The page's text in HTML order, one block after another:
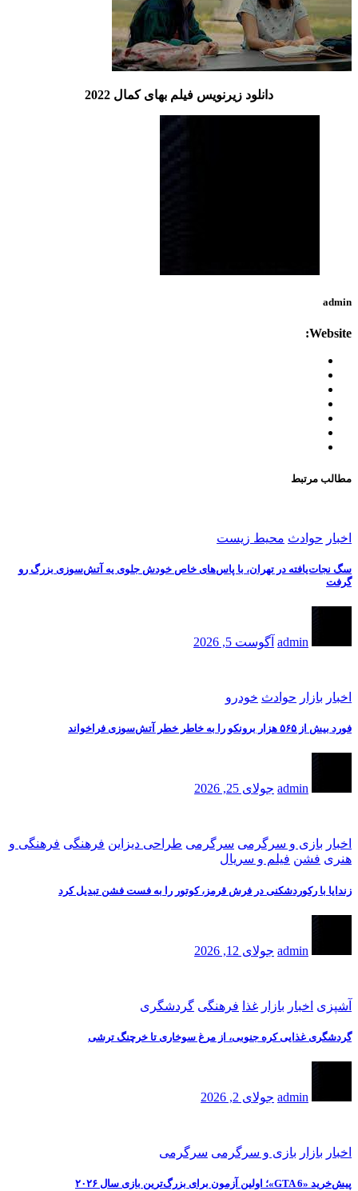
دانلود زیرنویس فیلم بهای کمال 2022
admin
Website:
مطالب مرتبط
اخبار حوادث محیط زیست
سگ نجات‌یافته در تهران، با پاس‌های خاص خودش جلوی یه آتش‌سوزی بزرگ رو
گرفت
admin آگوست 5, 2026
اخبار بازار حوادث خودرو
فورد بیش از ۵۶۵ هزار برونکو را به خاطر خطر آتش‌سوزی فراخواند
admin جولای 25, 2026
اخبار بازی و سرگرمی سرگرمی طراحی دیزاین فرهنگی فرهنگی و
هنری فشن فیلم و سریال
زندایا با رکوردشکنی در فرش قرمز، کوتور را به فست فشن تبدیل کرد
admin جولای 12, 2026
آشپزی اخبار بازار غذا فرهنگی گردشگری
گردشگری غذایی کره جنوبی، از مرغ سوخاری تا خرچنگ ترشی
admin جولای 2, 2026
اخبار بازار بازی و سرگرمی سرگرمی
پیش‌خرید «GTA 6»؛ اولین آزمون برای بزرگ‌ترین بازی سال ۲۰۲۶